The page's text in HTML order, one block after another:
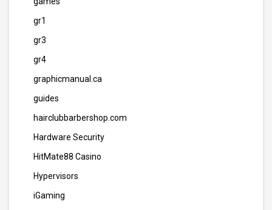
gr1
gr3
gr4
graphicmanual.ca
guides
hairclubbarbershop.com
Hardware Security
HitMate88 Casino
Hypervisors
iGaming